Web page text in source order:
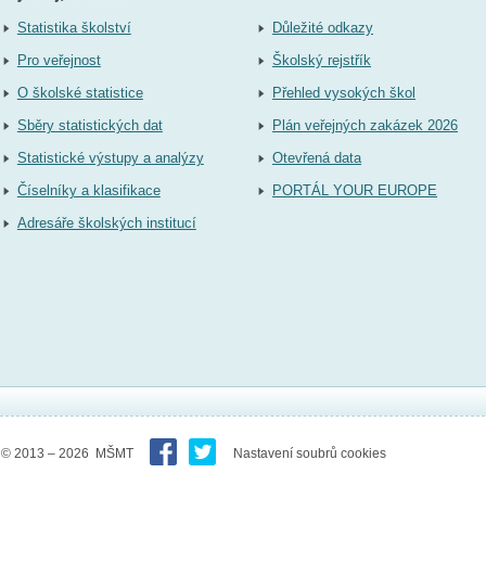
Statistika školství
Pro veřejnost
O školské statistice
Sběry statistických dat
Statistické výstupy a analýzy
Číselníky a klasifikace
Adresáře školských institucí
Důležité odkazy
Školský rejstřík
Přehled vysokých škol
Plán veřejných zakázek 2026
Otevřená data
PORTÁL YOUR EUROPE
© 2013 – 2026 MŠMT Nastavení soubrů cookies